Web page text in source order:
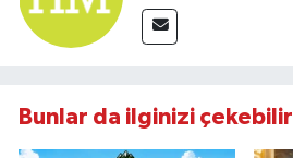
Bunlar da ilginizi çekebilir